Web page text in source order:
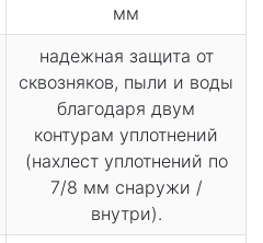
мм
надежная защита от
сквозняков, пыли и воды
благодаря двум
контурам уплотнений
(нахлест уплотнений по
7/8 мм снаружи /
внутри).